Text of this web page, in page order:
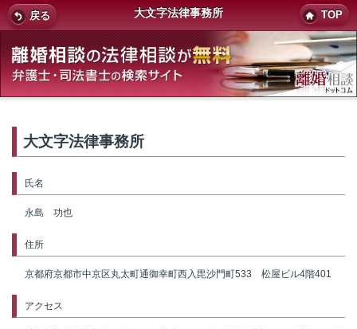
戻る 大文字法律事務所 TOP
大文字法律事務所
氏名
永島 功也
住所
京都府京都市中京区丸太町通御幸町西入毘沙門町533 松屋ビル4階401
アクセス